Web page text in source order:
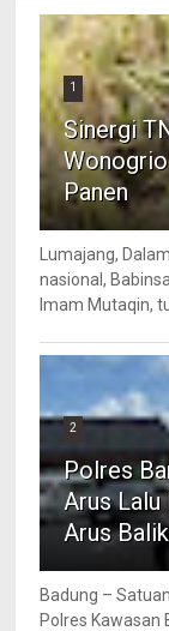
1
Sinergi
Panen
Lumajang,
nasional,
Imam Mutaqin,
2
Polres
Arus Lalu
Arus
Badung –
Polres Kawasan